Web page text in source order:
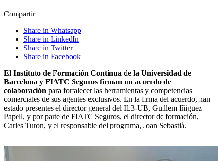
Compartir
Share in Whatsapp
Share in LinkedIn
Share in Twitter
Share in Facebook
El Instituto de Formación Continua de la Universidad de
Barcelona y FIATC Seguros firman un acuerdo de
colaboración para fortalecer las herramientas y competencias
comerciales de sus agentes exclusivos. En la firma del acuerdo, han
estado presentes el director general del IL3-UB, Guillem Iñiguez
Papell, y por parte de FIATC Seguros, el director de formación,
Carles Turon, y el responsable del programa, Joan Sebastià.